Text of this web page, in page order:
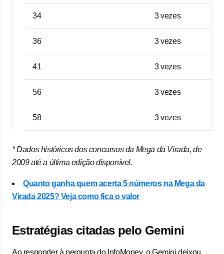
34 3 vezes
36 3 vezes
41 3 vezes
56 3 vezes
58 3 vezes
* Dados históricos dos concursos da Mega da Virada, de
2009 até a última edição disponível.
Quanto ganha quem acerta 5 números na Mega da
Virada 2025? Veja como fica o valor
Estratégias citadas pelo Gemini
Ao responder à pergunta do InfoMoney, o Gemini deixou